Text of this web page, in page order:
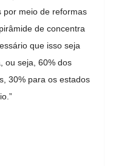
por meio de reformas
de concentra
que isso seja
ou seja, 60% dos
30% para os estados